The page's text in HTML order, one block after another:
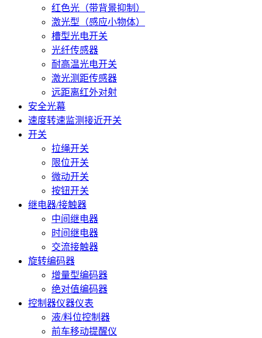
红色光（带背景抑制）
激光型（感应小物体）
槽型光电开关
光纤传感器
耐高温光电开关
激光测距传感器
远距离红外对射
安全光幕
速度转速监测接近开关
开关
拉绳开关
限位开关
微动开关
按钮开关
继电器/接触器
中间继电器
时间继电器
交流接触器
旋转编码器
增量型编码器
绝对值编码器
控制器仪器仪表
液/料位控制器
前车移动提醒仪